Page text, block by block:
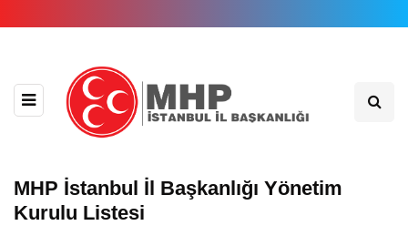
MHP İstanbul İl Başkanlığı Yönetim
Kurulu Listesi